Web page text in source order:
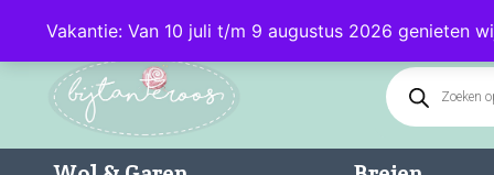
Vakantie: Van 10 juli t/m 9 augustus 2026 genieten